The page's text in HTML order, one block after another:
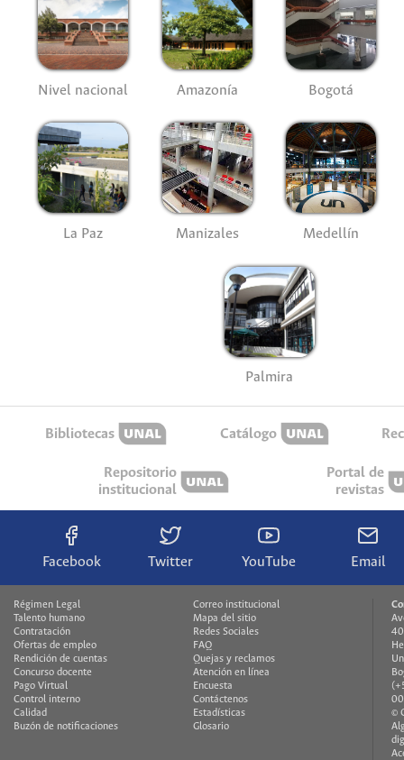
Nivel nacional Amazonía Bogotá
La Paz Manizales Medellín
Palmira
Bibliotecas Catálogo
Repositorio
institucional
Portal de
revistas
Facebook Twitter YouTube Email
Régimen Legal
Talento humano
Contratación
Ofertas de empleo
Rendición de cuentas
Concurso docente
Pago Virtual
Control interno
Calidad
Buzón de notificaciones
Correo institucional
Mapa del sitio
Redes Sociales
FAQ
Quejas y reclamos
Atención en línea
Encuesta
Contáctenos
Estadísticas
Glosario
©